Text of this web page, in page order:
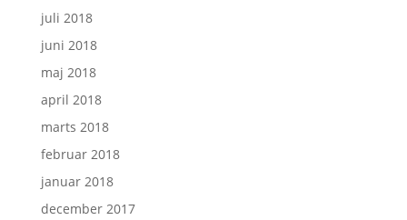
juli 2018
juni 2018
maj 2018
april 2018
marts 2018
februar 2018
januar 2018
december 2017